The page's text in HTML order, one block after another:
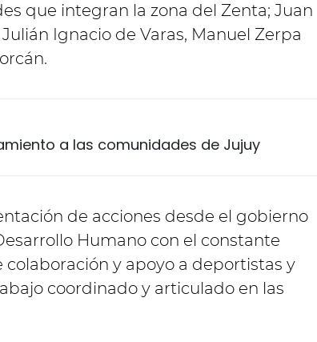
que integran la zona del Zenta; Juan
Ignacio de Varas, Manuel Zerpa
a las comunidades de Jujuy
de acciones desde el gobierno
Humano con el constante
y apoyo a deportistas y
coordinado y articulado en las